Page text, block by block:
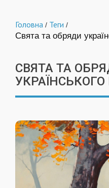
Головна / Теги /
Свята та обряди
СВЯТА ТА